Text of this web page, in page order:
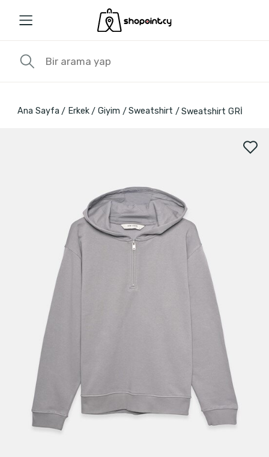
Ana Sayfa Erkek Giyim Sweatshirt Sweatshirt GRİ